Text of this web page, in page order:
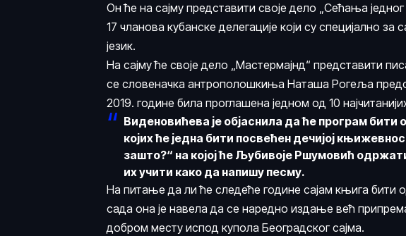
Он ће на сајму представити своје дело „Сећања
17 чланова кубанске делегације који су специјално за
језик.
На сајму ће своје дело „Мастермајнд“ представити
се словеначка антрополошкиња Наташа Рогеља
2019. године била проглашена једном од 10
Виденовићева је објаснила да ће програм
којих ће једна бити посвећен дечијој
зашто?“ на којој ће Љубивоје Ршумовић
их учити како да напишу песму.
На питање да ли ће следеће године сајам књига бити
сада она је навела да се наредно издање већ
добром месту испод купола Београдског сајма.